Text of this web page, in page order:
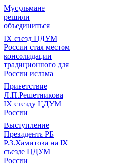
Мусульмане
решили
объединиться
IX съезд ЦДУМ
России стал местом
консолидации
традиционного для
России ислама
Приветствие
Л.П.Решетникова
IX съезду ЦДУМ
России
Выступление
Президента РБ
Р.З.Хамитова на IX
съезде ЦДУМ
России